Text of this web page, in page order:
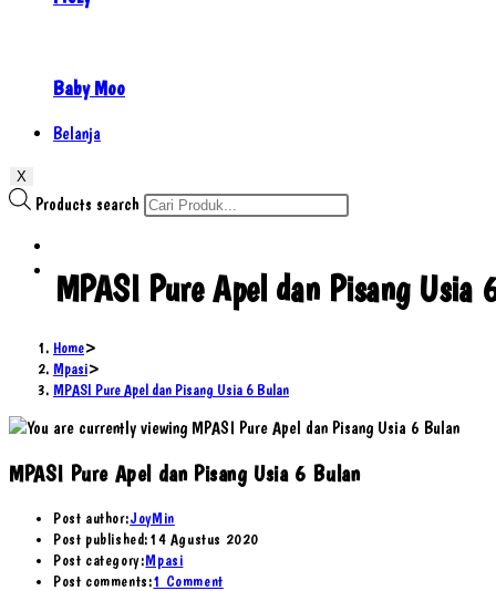
Baby Moo
Belanja
X
Products search
MPASI Pure Apel dan Pisang Usia
Home>
Mpasi>
MPASI Pure Apel dan Pisang Usia 6 Bulan
MPASI Pure Apel dan Pisang Usia 6 Bulan
Post author:JoyMin
Post published:14 Agustus 2020
Post category:Mpasi
Post comments:1 Comment